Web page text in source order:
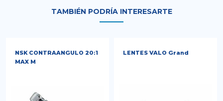
TAMBIÉN PODRÍA INTERESARTE
NSK CONTRAANGULO 20:1
MAX M
LENTES VALO Grand